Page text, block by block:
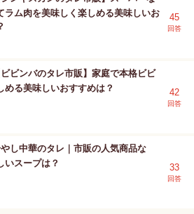
ラム肉を美味しく楽しめる美味しいお
45
回答
ビビンバのタレ市販】家庭で本格ビビ
める美味しいおすすめは？
42
回答
し中華のタレ｜市販の人気商品な
いスープは？
33
回答